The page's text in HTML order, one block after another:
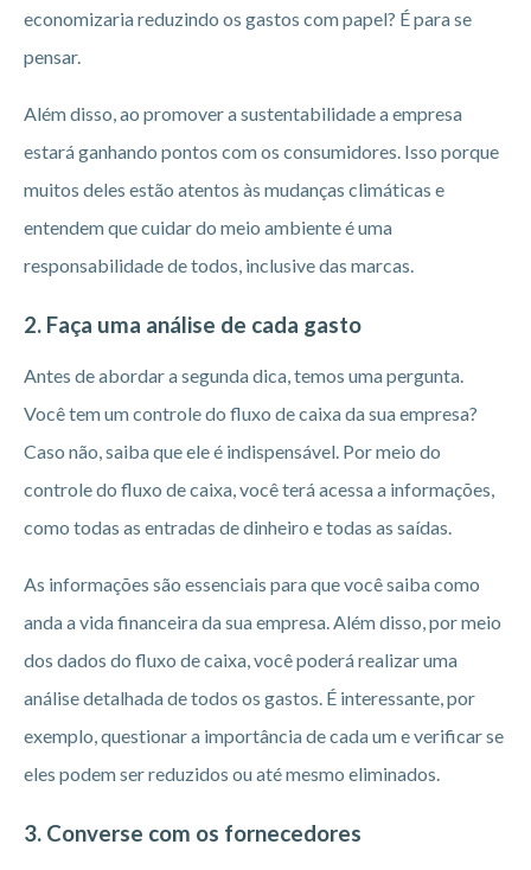
economizaria reduzindo os gastos com papel? É para se
pensar.
Além disso, ao promover a sustentabilidade a empresa
estará ganhando pontos com os consumidores. Isso porque
muitos deles estão atentos às mudanças climáticas e
entendem que cuidar do meio ambiente é uma
responsabilidade de todos, inclusive das marcas.
2. Faça uma análise de cada gasto
Antes de abordar a segunda dica, temos uma pergunta.
Você tem um controle do fluxo de caixa da sua empresa?
Caso não, saiba que ele é indispensável. Por meio do
controle do fluxo de caixa, você terá acessa a informações,
como todas as entradas de dinheiro e todas as saídas.
As informações são essenciais para que você saiba como
anda a vida financeira da sua empresa. Além disso, por meio
dos dados do fluxo de caixa, você poderá realizar uma
análise detalhada de todos os gastos. É interessante, por
exemplo, questionar a importância de cada um e verificar se
eles podem ser reduzidos ou até mesmo eliminados.
3. Converse com os fornecedores